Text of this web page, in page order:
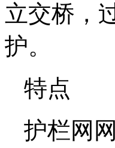
立交桥，
护。
特点
护栏网